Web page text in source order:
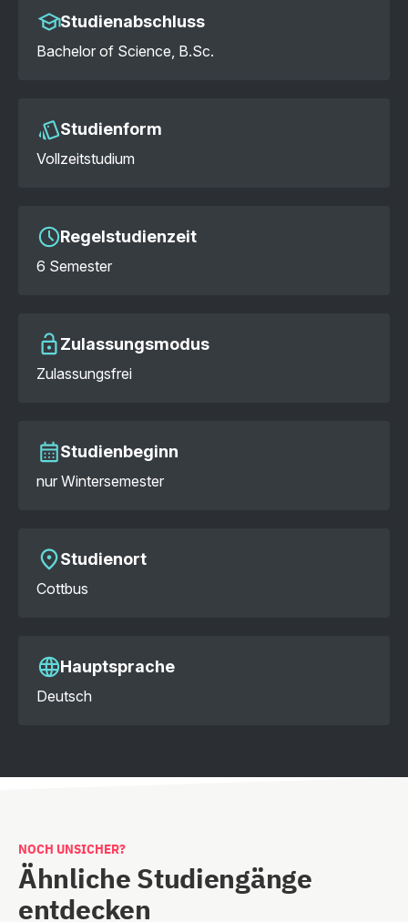
Studienabschluss
Bachelor of Science, B.Sc.
Studienform
Vollzeitstudium
Regelstudienzeit
6 Semester
Zulassungsmodus
Zulassungsfrei
Studienbeginn
nur Wintersemester
Studienort
Cottbus
Hauptsprache
Deutsch
NOCH UNSICHER?
Ähnliche Studiengänge
entdecken